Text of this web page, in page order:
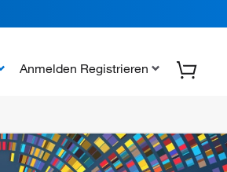
Anmelden Registrieren